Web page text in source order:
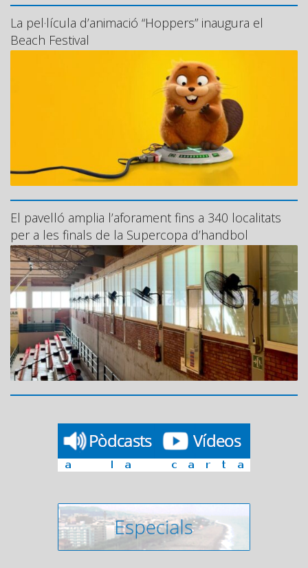
La pel·lícula d’animació “Hoppers” inaugura el
Beach Festival
El pavelló amplia l’aforament fins a 340 localitats
per a les finals de la Supercopa d’handbol